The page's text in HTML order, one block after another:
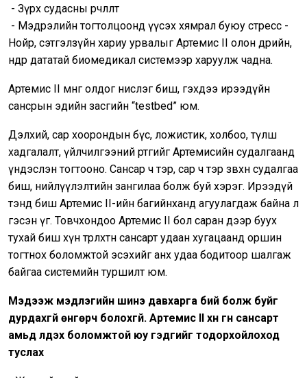
- Зүрх судасны өөрчлөлт
- Мэдрэлийн тогтолцоонд үүсэх хямрал буюу стресс -
Нойр, сэтгэлзүйн хариу урвалыг Aртемис II олон өдрийн,
өндөр дататай биомедикал системээр харуулж чадна.
Aртемис II мөнгө олдог нислэг биш, гэхдээ ирээдүйн
сансрын эдийн засгийн “testbed” юм.
Дэлхий, сар хоорондын бүс, ложистик, холбоо, түлш
хадгалалт, үйлчилгээний өртгийг Артемисийн судалгаанд
үндэслэн тогтооно. Сансар ч тэр, сар ч тэр зөвхөн судалгаа
биш, нийлүүлэлтийн зангилаа болж буй хэрэг. Ирээдүй
тэнд биш Артемис II-ийн багийнханд агуулагдаж байна л
гэсэн үг. Товчхондоо Артемис II бол саран дээр буух
тухай биш хүн төрөлхтөн сансарт удаан хугацаанд оршин
тогтнох боломжтой эсэхийг анх удаа бодитоор шалгаж
байгаа системийн туршилт юм.
Мэдээж мэдлэгийн шинэ давхарга бий болж буйг
дурдахгүй өнгөрч болохгүй. Артемис II хүн гүн сансарт
амьд үлдэх боломжтой юу гэдгийг тодорхойлоход
туслах